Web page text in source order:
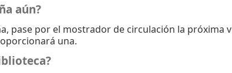
aún?
pase por el mostrador de circulación la próxima
una.